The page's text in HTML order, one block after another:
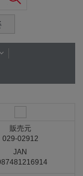
販売元
029-02912
JAN